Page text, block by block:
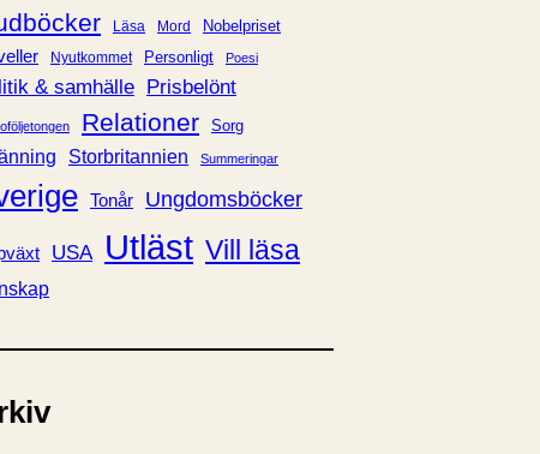
Läsa Mord Nobelpriset
Nyutkommet Personligt Poesi
& samhälle Prisbelönt
Relationer Sorg
Storbritannien Summeringar
Tonår Ungdomsböcker
USA Utläst Vill läsa